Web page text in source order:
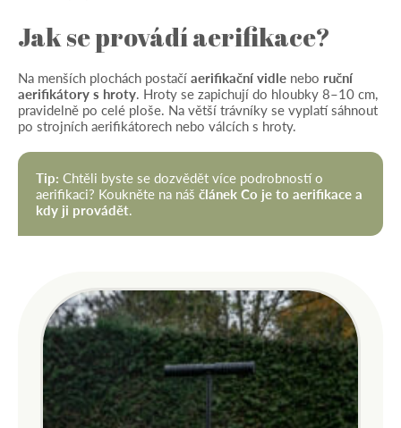
Jak se provádí aerifikace?
Na menších plochách postačíaerifikační vidle nebo ruční
aerifikátory s hroty. Hroty se zapichují do hloubky 8–10 cm,
pravidelně po celé ploše. Na větší trávníky se vyplatí sáhnout
po strojních aerifikátorech nebo válcích s hroty.
Tip: Chtěli byste se dozvědět více podrobností o
aerifikaci? Koukněte na náš článek Co je to aerifikace a
kdy ji provádět.